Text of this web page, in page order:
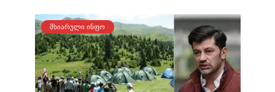
ᲛᲮᲘᲐᲠᲣᲚᲘ ᲘᲜᲤᲝ